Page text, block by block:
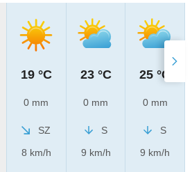
19 °C
0 mm
SZ
8 km/h
23 °C
0 mm
S
9 km/h
25 °C
0 mm
S
9 km/h